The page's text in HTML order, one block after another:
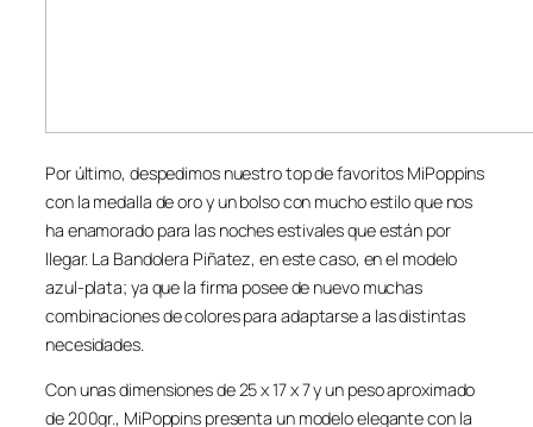
Por último, despedimos nuestro top de favoritos MiPoppins
con la medalla de oro y un bolso con mucho estilo que nos
ha enamorado para las noches estivales que están por
llegar. La Bandolera Piñatez, en este caso, en el modelo
azul-plata; ya que la firma posee de nuevo muchas
combinaciones de colores para adaptarse a las distintas
necesidades.
Con unas dimensiones de 25 x 17 x 7 y un peso aproximado
de 200gr., MiPoppins presenta un modelo elegante con la